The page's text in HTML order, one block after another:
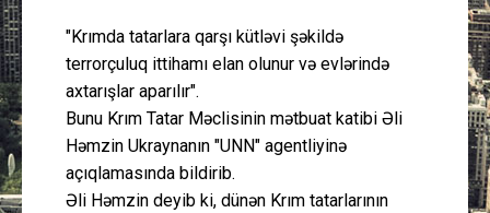
Peşə etikası
"Krımda tatarlara qarşı kütləvi şəkildə
terrorçuluq ittihamı elan olunur və evlərində
axtarışlar aparılır".
Bunu Krım Tatar Məclisinin mətbuat katibi Əli
Həmzin Ukraynanın "UNN" agentliyinə
açıqlamasında bildirib.
Əli Həmzin deyib ki, dünən Krım tatarlarının